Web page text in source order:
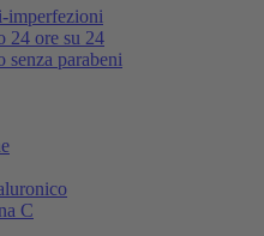
imperfezioni
24 ore su 24
senza parabeni
C